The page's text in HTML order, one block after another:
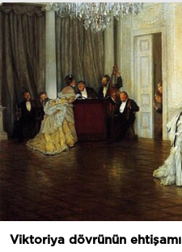
Viktoriya dövrünün ehtişamı